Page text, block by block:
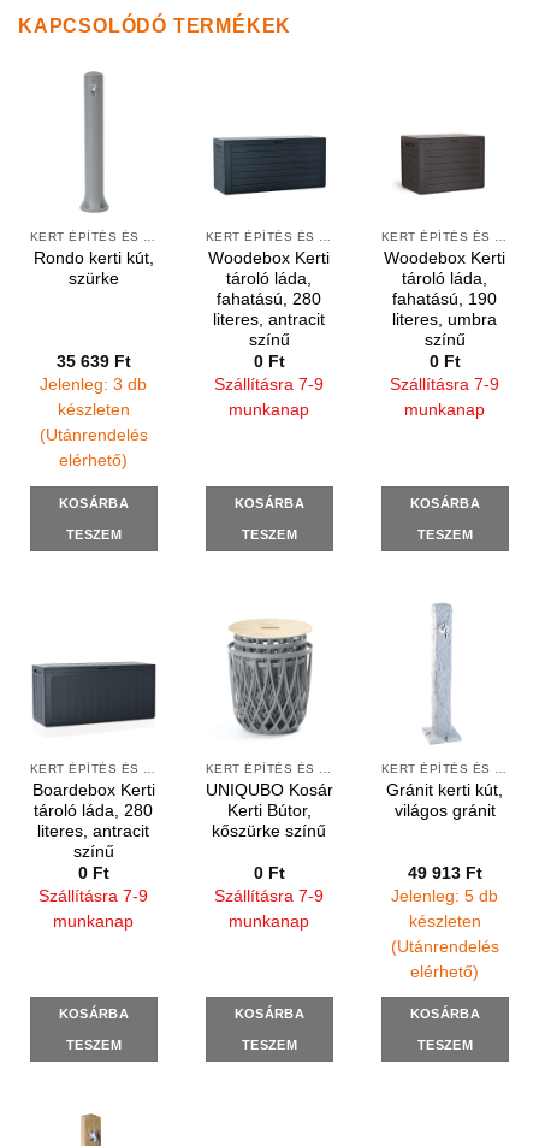
KAPCSOLÓDÓ TERMÉKEK
KERT ÉPÍTÉS ÉS ÁPOLÁS
Rondo kerti kút,
szürke
35 639 Ft
Jelenleg: 3 db
készleten
(Utánrendelés
elérhető)
KOSÁRBA
TESZEM
KERT ÉPÍTÉS ÉS ÁPOLÁS
Woodebox Kerti
tároló láda,
fahatású, 280
literes, antracit
színű
0 Ft
Szállításra 7-9
munkanap
KOSÁRBA
TESZEM
KERT ÉPÍTÉS ÉS ÁPOLÁS
Woodebox Kerti
tároló láda,
fahatású, 190
literes, umbra
színű
0 Ft
Szállításra 7-9
munkanap
KOSÁRBA
TESZEM
Boardebox Kerti
tároló láda, 280
literes, antracit
színű
0 Ft
Szállításra 7-9
munkanap
KOSÁRBA
TESZEM
UNIQUBO Kosár
Kerti Bútor,
kőszürke színű
0 Ft
Szállításra 7-9
munkanap
KOSÁRBA
TESZEM
Gránit kerti kút,
világos gránit
49 913 Ft
Jelenleg: 5 db
készleten
(Utánrendelés
elérhető)
KOSÁRBA
TESZEM